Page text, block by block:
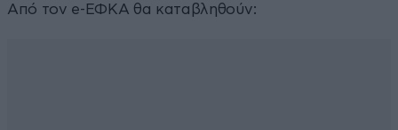
Από τον e-ΕΦΚΑ θα καταβληθούν: